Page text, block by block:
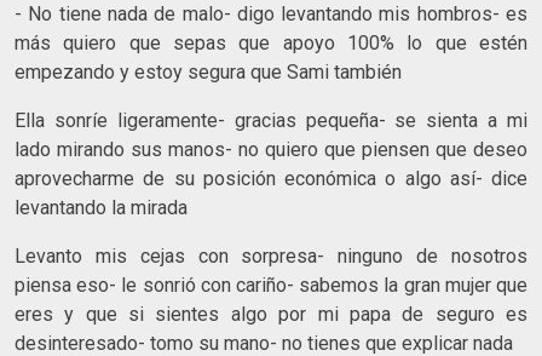
- No tiene nada de malo- digo levantando mis hombros- es
más quiero que sepas que apoyo 100% lo que estén
empezando y estoy segura que Sami también
Ella sonríe ligeramente- gracias pequeña- se sienta a mi
lado mirando sus manos- no quiero que piensen que deseo
aprovecharme de su posición económica o algo así- dice
levantando la mirada
Levanto mis cejas con sorpresa- ninguno de nosotros
piensa eso- le sonrió con cariño- sabemos la gran mujer que
eres y que si sientes algo por mi papa de seguro es
desinteresado- tomo su mano- no tienes que explicar nada